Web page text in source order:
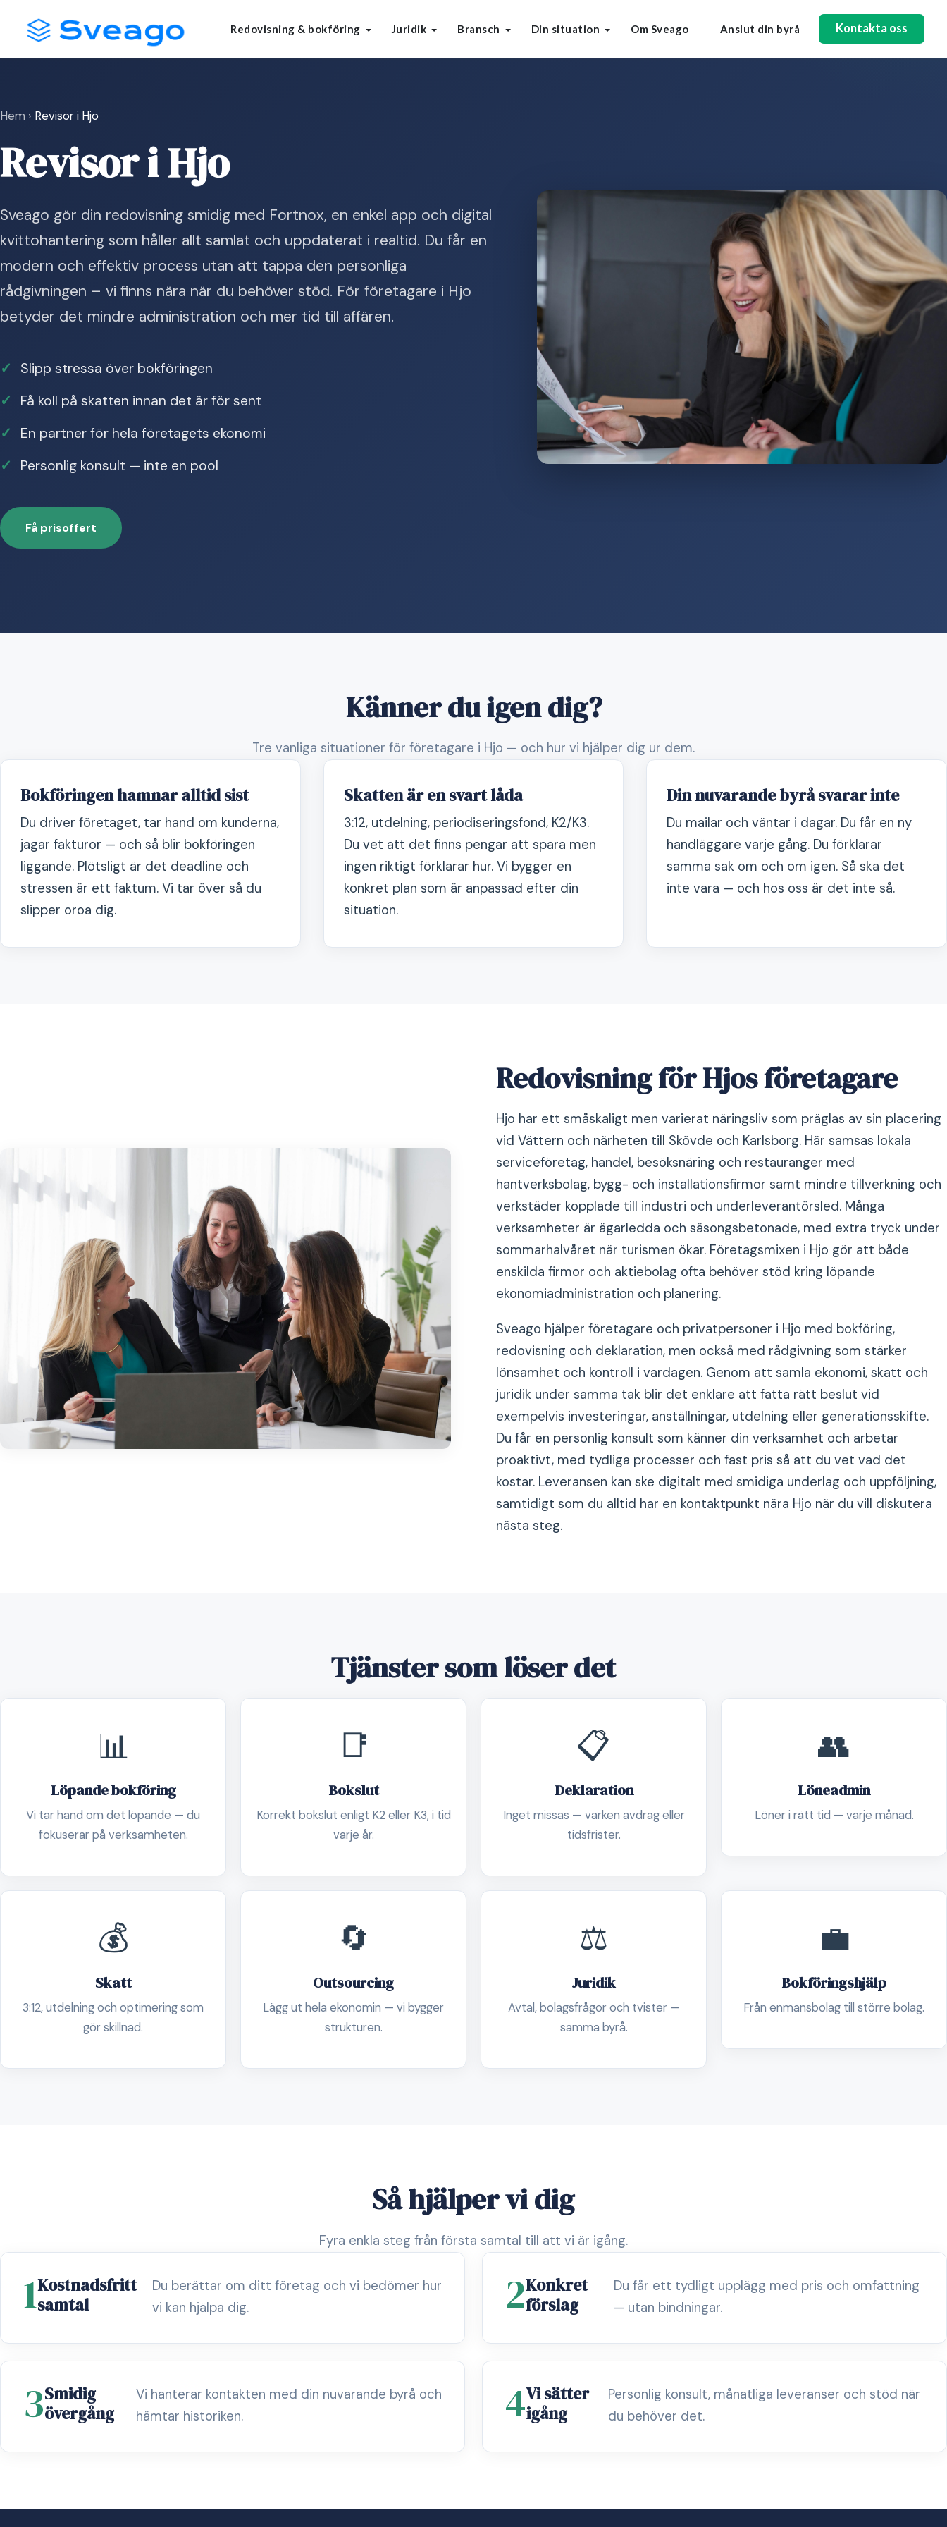
Redovisning & bokföring Juridik Bransch Din situation Om Sveago Anslut din byrå Kontakta oss
Hem › Revisor i Hjo
Revisor i Hjo
Sveago gör din redovisning smidig med Fortnox, en enkel app och digital
kvittohantering som håller allt samlat och uppdaterat i realtid. Du får en
modern och effektiv process utan att tappa den personliga
rådgivningen – vi finns nära när du behöver stöd. För företagare i Hjo
betyder det mindre administration och mer tid till affären.
Slipp stressa över bokföringen
Få koll på skatten innan det är för sent
En partner för hela företagets ekonomi
Personlig konsult — inte en pool
Få prisoffert
Känner du igen dig?
Tre vanliga situationer för företagare i Hjo — och hur vi hjälper dig ur dem.
Bokföringen hamnar alltid sist
Du driver företaget, tar hand om kunderna,
jagar fakturor — och så blir bokföringen
liggande. Plötsligt är det deadline och
stressen är ett faktum. Vi tar över så du
slipper oroa dig.
Skatten är en svart låda
3:12, utdelning, periodiseringsfond, K2/K3.
Du vet att det finns pengar att spara men
ingen riktigt förklarar hur. Vi bygger en
konkret plan som är anpassad efter din
situation.
Din nuvarande byrå svarar inte
Du mailar och väntar i dagar. Du får en ny
handläggare varje gång. Du förklarar
samma sak om och om igen. Så ska det
inte vara — och hos oss är det inte så.
Redovisning för Hjos företagare
Hjo har ett småskaligt men varierat näringsliv som präglas av sin placering
vid Vättern och närheten till Skövde och Karlsborg. Här samsas lokala
serviceföretag, handel, besöksnäring och restauranger med
hantverksbolag, bygg- och installationsfirmor samt mindre tillverkning och
verkstäder kopplade till industri och underleverantörsled. Många
verksamheter är ägarledda och säsongsbetonade, med extra tryck under
sommarhalvåret när turismen ökar. Företagsmixen i Hjo gör att både
enskilda firmor och aktiebolag ofta behöver stöd kring löpande
ekonomiadministration och planering.
Sveago hjälper företagare och privatpersoner i Hjo med bokföring,
redovisning och deklaration, men också med rådgivning som stärker
lönsamhet och kontroll i vardagen. Genom att samla ekonomi, skatt och
juridik under samma tak blir det enklare att fatta rätt beslut vid
exempelvis investeringar, anställningar, utdelning eller generationsskifte.
Du får en personlig konsult som känner din verksamhet och arbetar
proaktivt, med tydliga processer och fast pris så att du vet vad det
kostar. Leveransen kan ske digitalt med smidiga underlag och uppföljning,
samtidigt som du alltid har en kontaktpunkt nära Hjo när du vill diskutera
nästa steg.
Tjänster som löser det
📊
Löpande bokföring
Vi tar hand om det löpande — du
fokuserar på verksamheten.
📑
Bokslut
Korrekt bokslut enligt K2 eller K3, i tid
varje år.
📋
Deklaration
Inget missas — varken avdrag eller
tidsfrister.
👥
Löneadmin
Löner i rätt tid — varje månad.
💰
Skatt
3:12, utdelning och optimering som
gör skillnad.
🔄
Outsourcing
Lägg ut hela ekonomin — vi bygger
strukturen.
⚖️
Juridik
Avtal, bolagsfrågor och tvister —
samma byrå.
💼
Bokföringshjälp
Från enmansbolag till större bolag.
Så hjälper vi dig
Fyra enkla steg från första samtal till att vi är igång.
1Kostnadsfritt
samtal
Du berättar om ditt företag och vi bedömer hur
vi kan hjälpa dig.
2Konkret
förslag
Du får ett tydligt upplägg med pris och omfattning
— utan bindningar.
3Smidig
övergång
Vi hanterar kontakten med din nuvarande byrå och
hämtar historiken.
4Vi sätter
igång
Personlig konsult, månatliga leveranser och stöd när
du behöver det.